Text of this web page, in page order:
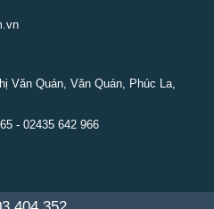
Văn Quán, Văn Quán, Phúc La,
- 02435 642 966